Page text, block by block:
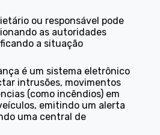
ou responsável pode
as autoridades
a situação
é um sistema eletrônico
intrusões, movimentos
(como incêndios) em
emitindo um alerta
uma central de